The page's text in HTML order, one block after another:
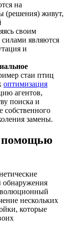
на
(решения) живут,
своим
являются
и
стаи птиц
оптимизация
агентов,
поиска и
собственного
замены.
помощью
обнаружения
нескольких
которые